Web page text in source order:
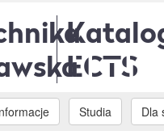
ECTS
Studia Dla